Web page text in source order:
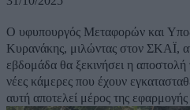
Ο υφυπουργός Μεταφορών και
Κυρανάκης, μιλώντας στον ΣΚΑΪ,
εβδομάδα θα ξεκινήσει η
νέες κάμερες που έχουν
αυτή αποτελεί μέρος της